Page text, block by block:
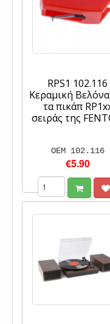
RPS1 102.116
Κεραμική Βελόνα
τα πικάπ
σειράς της
OEM 102.116
€5.90